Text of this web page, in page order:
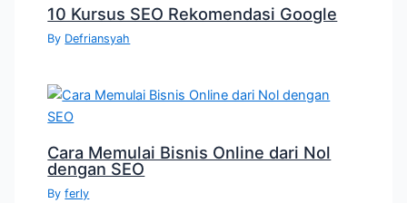
10 Kursus SEO Rekomendasi Google
By Defriansyah
Cara Memulai Bisnis Online dari Nol
dengan SEO
Byferly